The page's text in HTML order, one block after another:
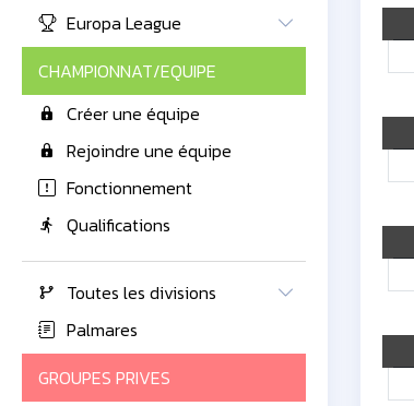
Europa League
CHAMPIONNAT/EQUIPE
Créer une équipe
Rejoindre une équipe
Fonctionnement
Qualifications
Toutes les divisions
Palmares
GROUPES PRIVES